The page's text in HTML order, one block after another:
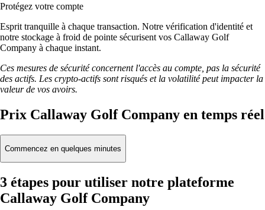
Protégez votre compte
Esprit tranquille à chaque transaction. Notre vérification d'identité et
notre stockage à froid de pointe sécurisent vos Callaway Golf
Company à chaque instant.
Ces mesures de sécurité concernent l'accès au compte, pas la sécurité
des actifs. Les crypto-actifs sont risqués et la volatilité peut impacter la
valeur de vos avoirs.
Prix Callaway Golf Company en temps réel
Commencez en quelques minutes
3 étapes pour utiliser notre plateforme
Callaway Golf Company